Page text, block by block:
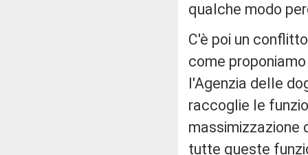
qualche modo
C'è poi un
come
l'Agenzia delle
raccoglie le
massimizzazione
tutte queste